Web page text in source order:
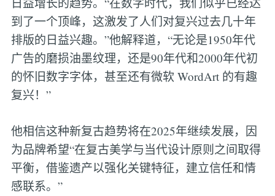
到了一个顶峰，这激发了人们对复兴过去几十年
排版的日益兴趣。”他解释道，“无论是1950年代
广告的磨损油墨纹理，还是90年代和2000年代初
的怀旧数字字体，甚至还有微软 WordArt 的有趣
复兴！”
他相信这种新复古趋势将在2025年继续发展，因
为品牌希望“在复古美学与当代设计原则之间取得
平衡，借鉴遗产以强化关键特征，建立信任和情
感联系。”